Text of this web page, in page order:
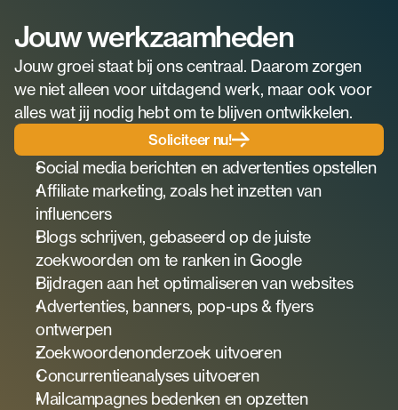
Jouw werkzaamheden
Jouw groei staat bij ons centraal. Daarom zorgen
we niet alleen voor uitdagend werk, maar ook voor
alles wat jij nodig hebt om te blijven ontwikkelen.
Soliciteer nu!
Social media berichten en advertenties opstellen
Affiliate marketing, zoals het inzetten van
influencers
Blogs schrijven, gebaseerd op de juiste
zoekwoorden om te ranken in Google
Bijdragen aan het optimaliseren van websites
Advertenties, banners, pop-ups & flyers
ontwerpen
Zoekwoordenonderzoek uitvoeren
Concurrentieanalyses uitvoeren
Mailcampagnes bedenken en opzetten